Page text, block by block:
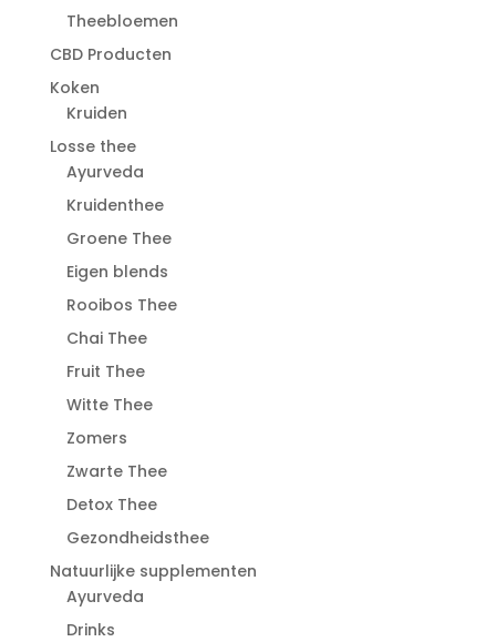
Theebloemen
CBD Producten
Koken
Kruiden
Losse thee
Ayurveda
Kruidenthee
Groene Thee
Eigen blends
Rooibos Thee
Chai Thee
Fruit Thee
Witte Thee
Zomers
Zwarte Thee
Detox Thee
Gezondheidsthee
Natuurlijke supplementen
Ayurveda
Drinks